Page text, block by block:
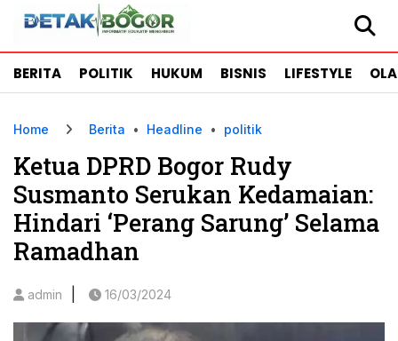
BERITA POLITIK HUKUM BISNIS LIFESTYLE
Home Berita • Headline • politik
Ketua DPRD Bogor Rudy
Susmanto Serukan Kedamaian:
Hindari ‘Perang Sarung’ Selama
Ramadhan
admin 16/03/2024